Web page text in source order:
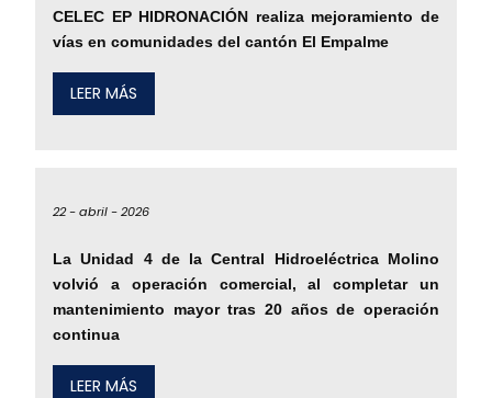
CELEC EP HIDRONACIÓN realiza mejoramiento de
vías en comunidades del cantón El Empalme
LEER MÁS
22 -abril -2026
La Unidad 4 de la Central Hidroeléctrica Molino
volvió a operación comercial, al completar un
mantenimiento mayor tras 20 años de operación
continua
LEER MÁS